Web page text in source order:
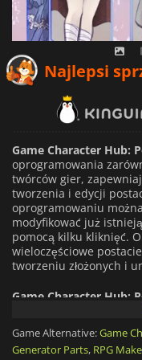
Najlepsi
Game Character Hub:
oprogramowania
twórców gier,
tworzenia i edycji
oprogramowaniu
modyfikować już
pomocą kilku kliknięć.
wieloczęściowe
tworzeniu złożonych i
Game Character Hub:
przyjaznym dla
zestawem narzędzi.
do manipulacji
warstwami,
Game Alternative:Game
Generator Parts, RPG